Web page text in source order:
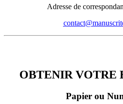
Adresse de
OBTENIR VOTRE
Papier ou